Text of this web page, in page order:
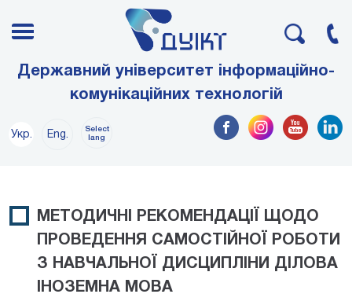
Державний університет інформаційно-
комунікаційних технологій
Укр. Eng.
Select
lang
МЕТОДИЧНІ РЕКОМЕНДАЦІЇ ЩОДО
ПРОВЕДЕННЯ САМОСТІЙНОЇ РОБОТИ
З НАВЧАЛЬНОЇ ДИСЦИПЛІНИ ДІЛОВА
ІНОЗЕМНА МОВА